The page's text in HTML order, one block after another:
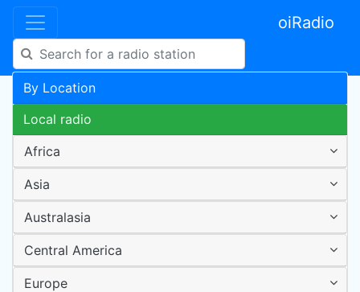
oiRadio
By Location
Local radio
Africa
Asia
Australasia
Central America
Europe